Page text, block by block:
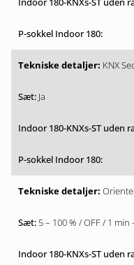
KNX
Ja
5 – 100 % / OFF / 1 min